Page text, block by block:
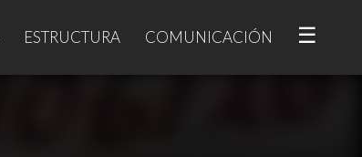
ESTRUCTURA COMUNICACIÓN ☰